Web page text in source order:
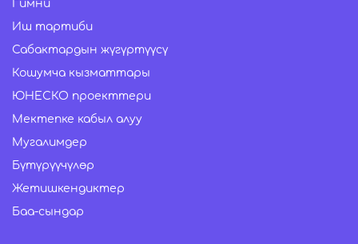
Гимни
Иш тартиби
Сабактардын жүгүртүүсү
Кошумча кызматтары
ЮНЕСКО проекттери
Мектепке кабыл алуу
Мугалимдер
Бүтүрүүчүлөр
Жетишкендиктер
Баа-сындар